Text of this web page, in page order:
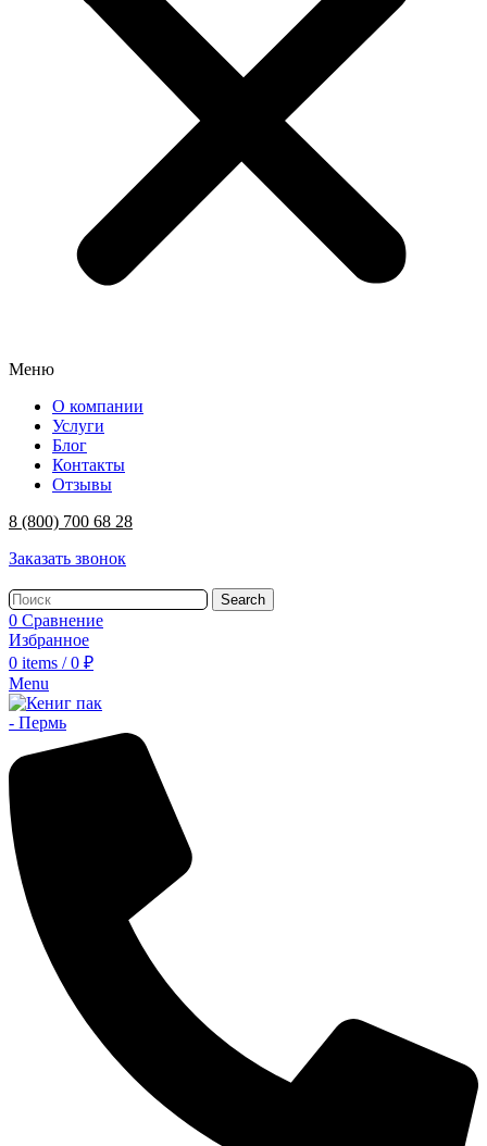
Меню
О компании
Услуги
Блог
Контакты
Отзывы
8 (800) 700 68 28
Заказать звонок
Search
0 Сравнение
Избранное
0 items / 0 ₽
Menu